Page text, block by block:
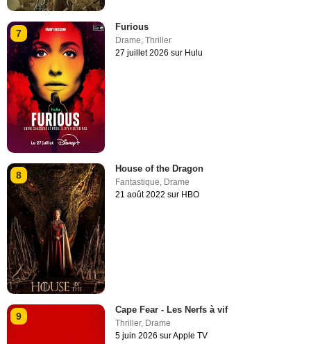
7
Furious
Drame,Thriller
27 juillet 2026 sur Hulu
8
House of the Dragon
Fantastique Drame
21 août 2022 sur HBO
9
Cape Fear - Les Nerfs à vif
Thriller, Drame
5 juin 2026 sur Apple TV